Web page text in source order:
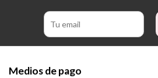
Medios de pago